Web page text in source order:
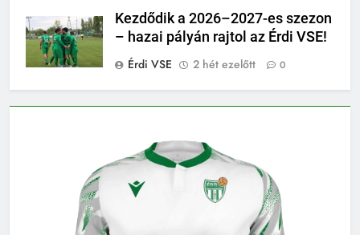
Kezdődik a 2026–2027-es szezon
– hazai pályán rajtol az Érdi VSE!
Érdi VSE
2 hét ezelőtt 0